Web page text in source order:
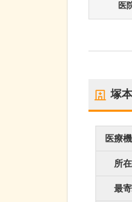
医
塚
医療
所
最